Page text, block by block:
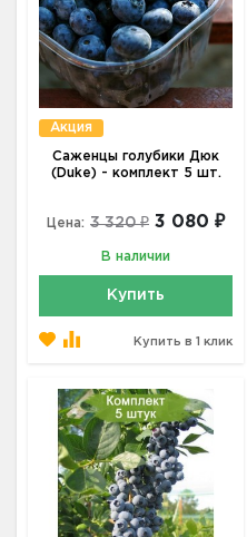
Акция
Саженцы голубики Дюк
(Duke) - комплект 5 шт.
Цена: 3 320 ₽ 3 080 ₽
В наличии
Купить
Купить в 1 клик